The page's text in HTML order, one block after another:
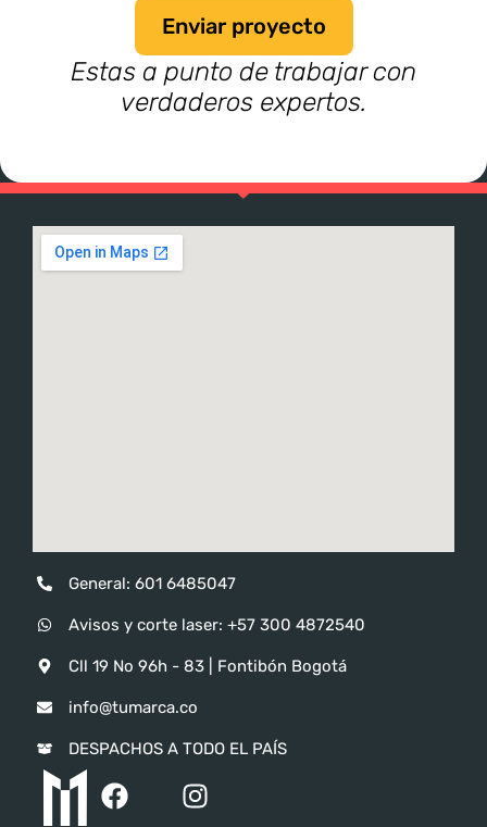
Enviar proyecto
Estas a punto de trabajar con
verdaderos expertos.
General: 601 6485047
Avisos y corte laser: ‪‪+57 300 4872540‬
Cll 19 No 96h - 83 | Fontibón Bogotá
info@tumarca.co
DESPACHOS A TODO EL PAÍS